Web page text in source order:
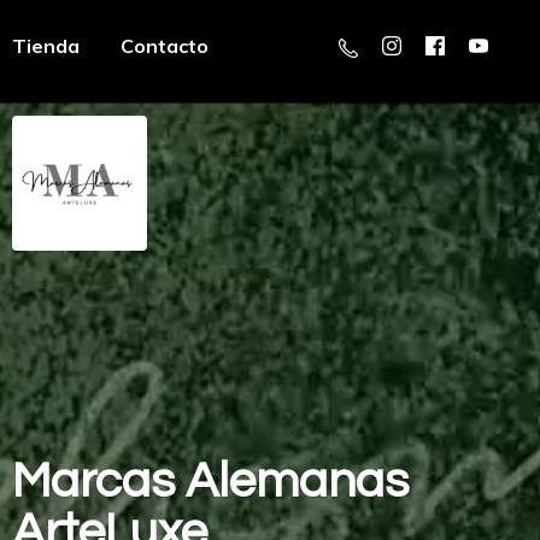
Tienda Contacto
MarcasAlemanas